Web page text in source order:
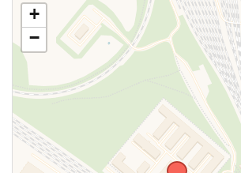
+
−